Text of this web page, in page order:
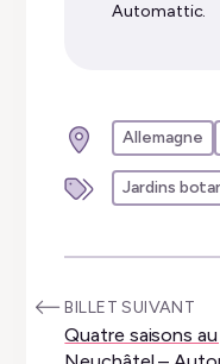
Automattic.
Allemagne
Jardins
:BILLET SUIVANT
Quatre saisons